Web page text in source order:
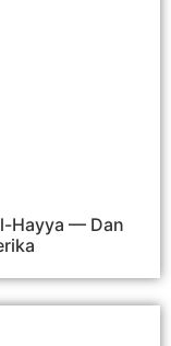
Hayya — Dan